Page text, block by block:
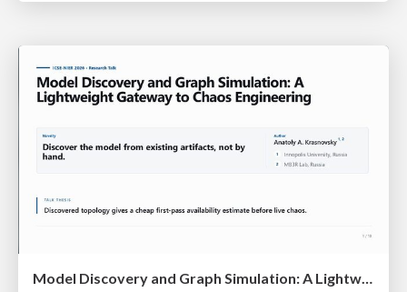
Model Discovery and Graph Simulation: A Lightweight Gateway to Chaos Engineering